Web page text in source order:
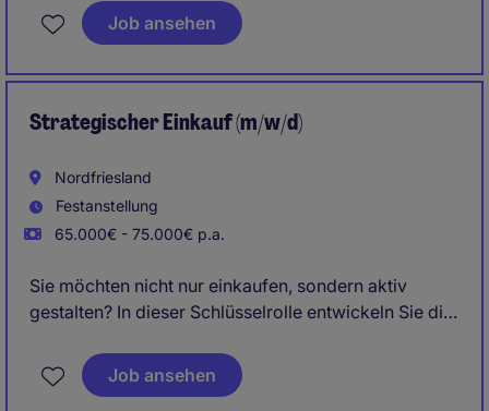
Industrieunternehmen mit spannenden
Herausforderungen, kurzen Entscheidungswegen
Nutze diese Chance und bewirb dich jetzt!
Job ansehen
Strategischer Einkauf (m/w/d)
Nordfriesland
Festanstellung
65.000€ - 75.000€ p.a.
Sie möchten nicht nur einkaufen, sondern aktiv
gestalten? In dieser Schlüsselrolle entwickeln Sie die
Industrieunternehmens weiter und treiben
nachhaltige Verbesserungen entlang der gesamten
Job ansehen